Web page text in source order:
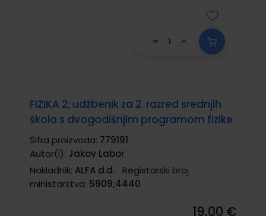
FIZIKA 2; udžbenik za 2. razred srednjih
škola s dvogodišnjim programom fizike
Šifra proizvoda: 779191
Autor(i): Jakov Labor
Nakladnik: ALFA d.d.
Registarski broj
ministarstva: 5909;4440
19,00 €